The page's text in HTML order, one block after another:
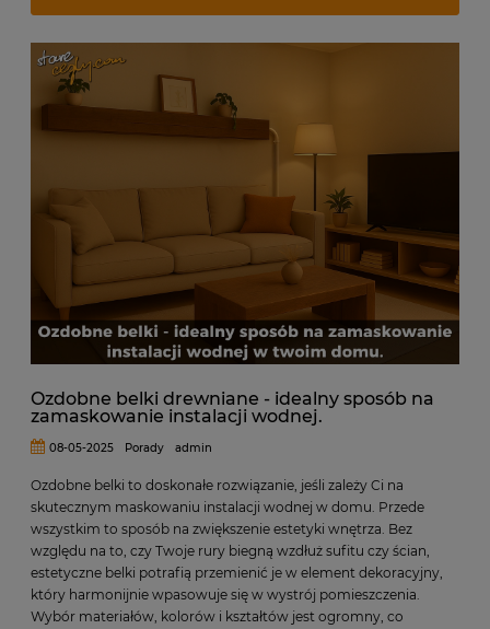
Ozdobne belki drewniane - idealny sposób na
zamaskowanie instalacji wodnej.
08-05-2025 Porady admin
Ozdobne belki to doskonałe rozwiązanie, jeśli zależy Ci na
skutecznym maskowaniu instalacji wodnej w domu. Przede
wszystkim to sposób na zwiększenie estetyki wnętrza. Bez
względu na to, czy Twoje rury biegną wzdłuż sufitu czy ścian,
estetyczne belki potrafią przemienić je w element dekoracyjny,
który harmonijnie wpasowuje się w wystrój pomieszczenia.
Wybór materiałów, kolorów i kształtów jest ogromny, co